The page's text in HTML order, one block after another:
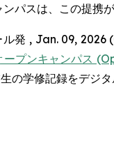
パスは、この提携
ル発 , Jan. 09, 2026
ープンキャンパス
の学修記録をデジ